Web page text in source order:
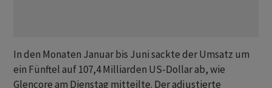
In den Monaten Januar bis Juni sackte der Umsatz um
ein Fünftel auf 107,4 Milliarden US-Dollar ab, wie
Glencore am Dienstag mitteilte. Der adjustierte